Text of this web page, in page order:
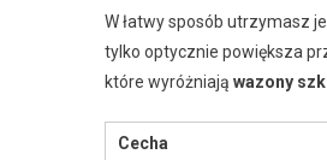
W łatwy sposób utrzymasz
tylko optycznie powiększa
które wyróżniają wazony
Cecha